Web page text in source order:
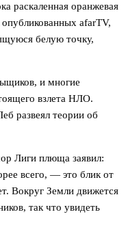
раскаленная оранжевая
afarTV,
белую точку,
и многие
взлета НЛО.
развеял теории об
Лиги плюща заявил:
всего, — это блик от
Вокруг Земли движется
так что увидеть